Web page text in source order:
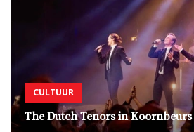
CULTUUR
The Dutch Tenors in